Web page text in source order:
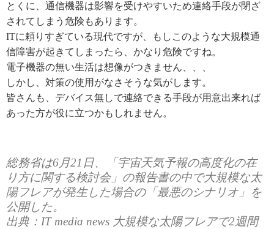
とくに、通信機器は影響を受けやすいため連絡手段が閉ざ
されてしまう危険もあります。
ITに頼りすぎている現代ですが、もしこのような大規模通
信障害が起きてしまったら、かなり危険ですね。
電子機器の無い生活は想像がつきません、、、
しかし、対策の使用がなさそうな気がします。
皆さんも、デバイス無しで連絡できる手段が用意出来れば
あった方が役に立つかもしれません。
総務省は6月21日、「宇宙天気予報の高度化の在
り方に関する検討会」の報告書の中で大規模な太
陽フレアが発生した場合の「最悪のシナリオ」を
公開した。
出典：IT media news 大規模な太陽フレアで2週間